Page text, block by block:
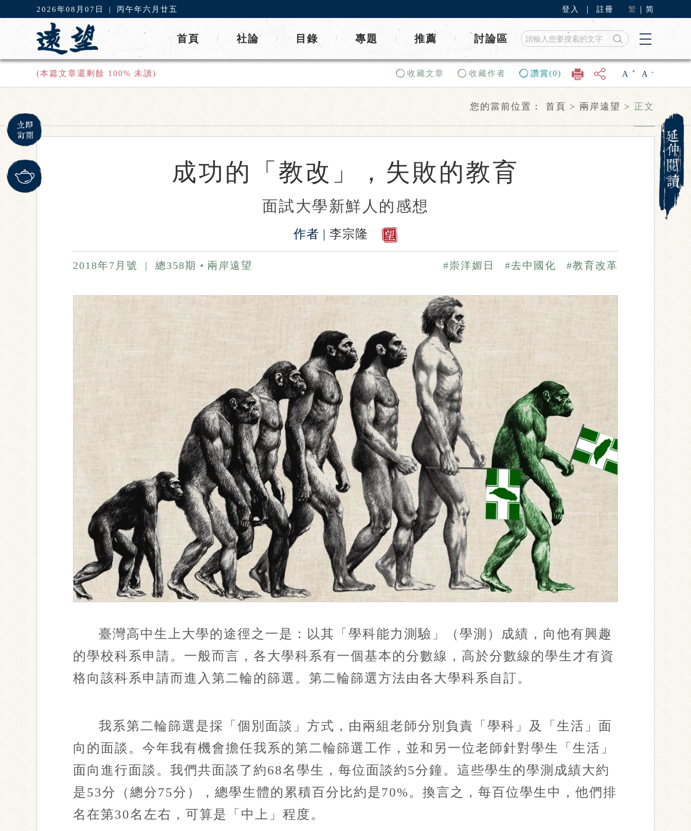
2026年08月07日 | 丙午年六月廿五 登入 註冊 繁 简
首頁 / 社論 / 目錄 / 專題 / 推薦 / 討論區
(本篇文章還剩餘 100% 未讀) 收藏文章 收藏作者 讚賞(0) A + A -
您的當前位置： 首頁>兩岸遠望 >正文
成功的「教改」，失敗的教育
面試大學新鮮人的感想
作者 | 李宗隆
2018年7月號 | 總358期 兩岸遠望 #教育改革
#去中國化
#崇洋媚日
臺灣高中生上大學的途徑之一是：以其「學科能力測驗」（學測）成績，向他有興趣
的學校科系申請。一般而言，各大學科系有一個基本的分數線，高於分數線的學生才有資
格向該科系申請而進入第二輪的篩選。第二輪篩選方法由各大學科系自訂。
我系第二輪篩選是採「個別面談」方式，由兩組老師分別負責「學科」及「生活」面
向的面談。今年我有機會擔任我系的第二輪篩選工作，並和另一位老師針對學生「生活」
面向進行面談。我們共面談了約68名學生，每位面談約5分鐘。這些學生的學測成績大約
是53分（總分75分），總學生體的累積百分比約是70%。換言之，每百位學生中，他們排
名在第30名左右，可算是「中上」程度。